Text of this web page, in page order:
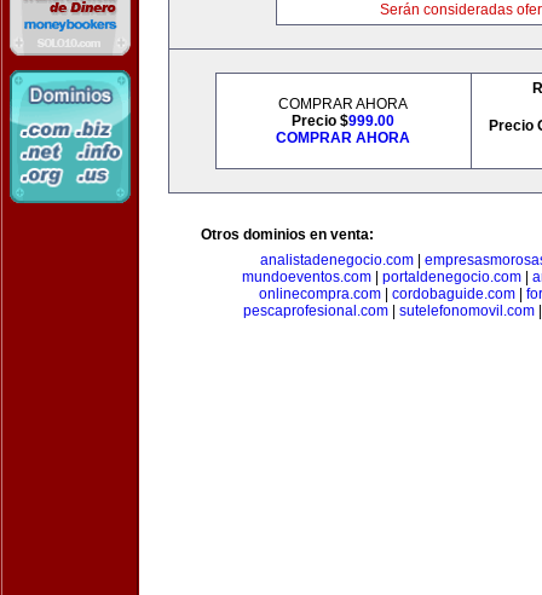
Serán consideradas
COMPRAR AHORA
Precio $999.00
COMPRAR AHORA
Precio
Otros dominios en venta:
analistadenegocio.com
mundoeventos.com| portaldenegocio.com|
onlinecompra.com| cordobaguide.com|
pescaprofesional.com| sutelefonomovil.com